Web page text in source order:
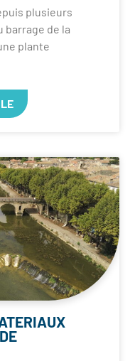
plusieurs
barrage de la
plante